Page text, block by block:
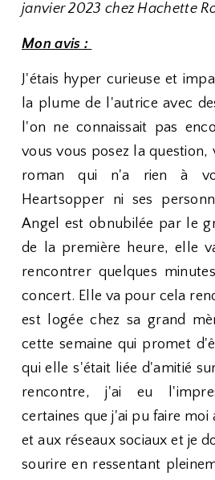
janvier 2023 chez Hachette
Mon avis :
J'étais hyper curieuse et
la plume de l'autrice avec
l'on ne connaissait pas
vous vous posez la question,
roman qui n'a rien à
Heartsopper ni ses
Angel est obnubilée par le
de la première heure, elle
rencontrer quelques
concert. Elle va pour cela
est logée chez sa grand
cette semaine qui promet
qui elle s'était liée d'amitié
rencontre, j'ai eu
certaines que j'ai pu faire moi
et aux réseaux sociaux et je
sourire en ressentant